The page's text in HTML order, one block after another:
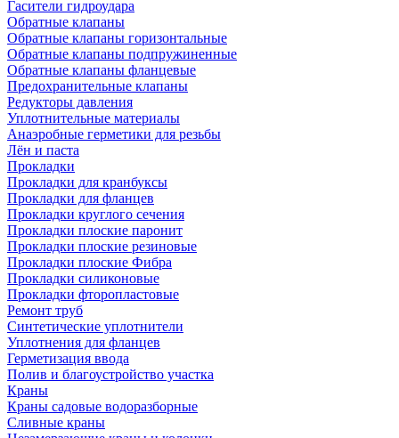
Гасители гидроудара
Обратные клапаны
Обратные клапаны горизонтальные
Обратные клапаны подпружиненные
Обратные клапаны фланцевые
Предохранительные клапаны
Редукторы давления
Уплотнительные материалы
Анаэробные герметики для резьбы
Лён и паста
Прокладки
Прокладки для кранбуксы
Прокладки для фланцев
Прокладки круглого сечения
Прокладки плоские паронит
Прокладки плоские резиновые
Прокладки плоские Фибра
Прокладки силиконовые
Прокладки фторопластовые
Ремонт труб
Синтетические уплотнители
Уплотнения для фланцев
Герметизация ввода
Полив и благоустройство участка
Краны
Краны садовые водоразборные
Сливные краны